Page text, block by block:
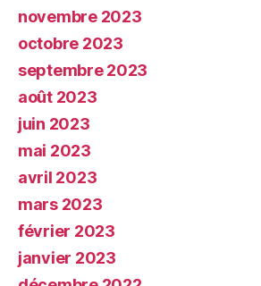
novembre 2023
octobre 2023
septembre 2023
août 2023
juin 2023
mai 2023
avril 2023
mars 2023
février 2023
janvier 2023